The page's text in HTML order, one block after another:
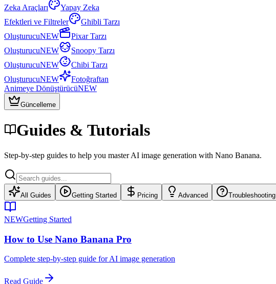
Zeka Araçları
Yapay Zeka
Efektleri ve Filtreler
Ghibli Tarzı
OluşturucuNEW
Pixar Tarzı
OluşturucuNEW
Snoopy Tarzı
OluşturucuNEW
Chibi Tarzı
OluşturucuNEW
Fotoğraftan
Animeye DönüştürücüNEW
Güncelleme
Guides & Tutorials
Step-by-step guides to help you master AI image generation with Nano Banana.
All Guides Getting Started Pricing Advanced Troubleshooting
NEWGetting Started
How to Use Nano Banana Pro
Complete step-by-step guide for AI image generation
Read Guide